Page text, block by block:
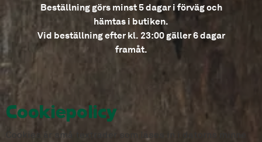
Beställning görs minst 5 dagar i förväg och
hämtas i butiken.
Vid beställning efter kl. 23:00 gäller 6 dagar
framåt.
Cookiepolicy
Cookies är små textrader som läses in i datorns minne